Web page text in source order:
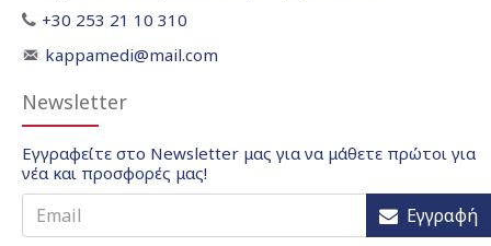
+30 253 21 10 310
kappamedi@mail.com
Newsletter
Εγγραφείτε στο Newsletter μας για να μάθετε πρώτοι για
νέα και προσφορές μας!
Εγγραφή